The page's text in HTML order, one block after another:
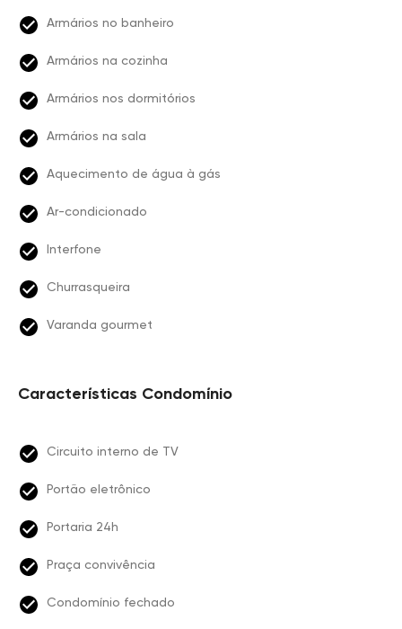
Armários no banheiro
Armários na cozinha
Armários nos dormitórios
Armários na sala
Aquecimento de água à gás
Ar-condicionado
Interfone
Churrasqueira
Varanda gourmet
Características Condomínio
Circuito interno de TV
Portão eletrônico
Portaria 24h
Praça convivência
Condomínio fechado